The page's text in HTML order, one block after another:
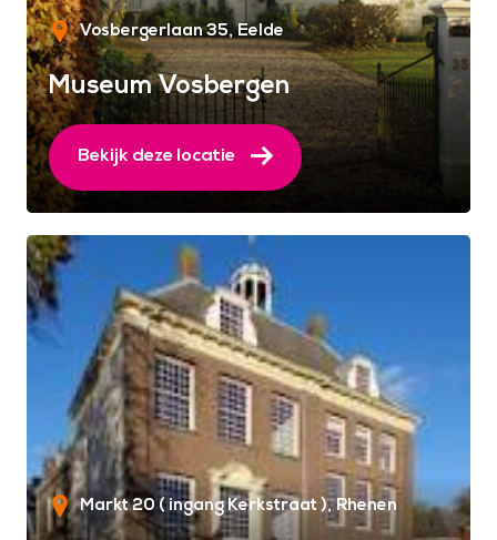
Vosbergerlaan 35 Eelde
Museum Vosbergen
Bekijk deze locatie
Markt 20 ( ingang Kerkstraat ) Rhenen